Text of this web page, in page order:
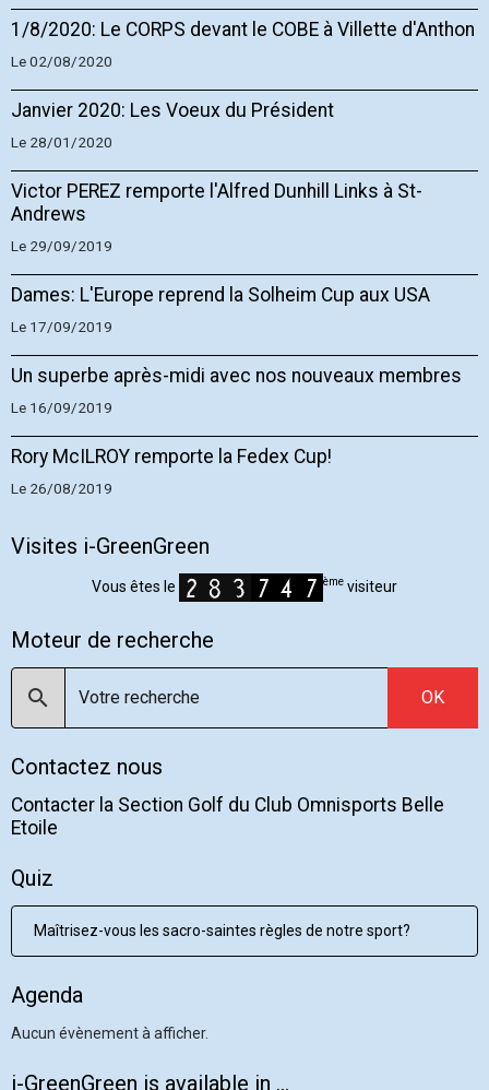
1/8/2020: Le CORPS devant le COBE à Villette d'Anthon
Le 02/08/2020
Janvier 2020: Les Voeux du Président
Le 28/01/2020
Victor PEREZ remporte l'Alfred Dunhill Links à St-
Andrews
Le 29/09/2019
Dames: L'Europe reprend la Solheim Cup aux USA
Le 17/09/2019
Un superbe après-midi avec nos nouveaux membres
Le 16/09/2019
Rory McILROY remporte la Fedex Cup!
Le 26/08/2019
Visites i-GreenGreen
Vous êtes le ème visiteur
Moteur de recherche
OK
Contactez nous
Contacter la Section Golf du Club Omnisports Belle
Etoile
Quiz
Maîtrisez-vous les sacro-saintes règles de notre sport?
Agenda
Aucun évènement à afficher.
i-GreenGreen is available in ...